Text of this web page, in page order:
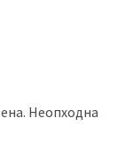
Неопходна